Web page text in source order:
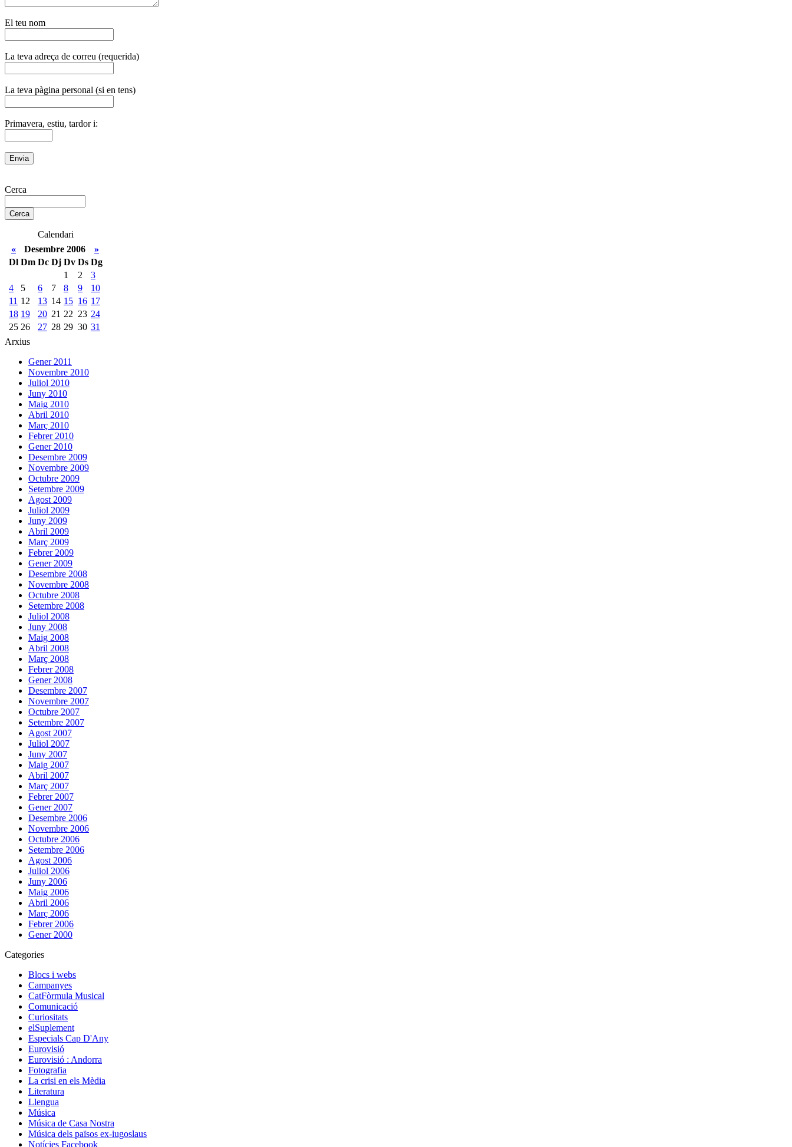
El teu nom
La teva adreça de correu (requerida)
La teva pàgina personal (si en tens)
Primavera, estiu, tardor i:
Cerca
Calendari
«
Desembre 2006
»
Dl Dm Dc Dj Dv Ds Dg
1
2
3
4
5 6 7 8 9
10
11 12 13 14 15 16 17
18 19 20 21 22 23 24
25 26 27 28 29 30 31
Arxius
Gener 2011
Novembre 2010
Juliol 2010
Juny 2010
Maig 2010
Abril 2010
Març 2010
Febrer 2010
Gener 2010
Desembre 2009
Novembre 2009
Octubre 2009
Setembre 2009
Agost 2009
Juliol 2009
Juny 2009
Abril 2009
Març 2009
Febrer 2009
Gener 2009
Desembre 2008
Novembre 2008
Octubre 2008
Setembre 2008
Juliol 2008
Juny 2008
Maig 2008
Abril 2008
Març 2008
Febrer 2008
Gener 2008
Desembre 2007
Novembre 2007
Octubre 2007
Setembre 2007
Agost 2007
Juliol 2007
Juny 2007
Maig 2007
Abril 2007
Març 2007
Febrer 2007
Gener 2007
Desembre 2006
Novembre 2006
Octubre 2006
Setembre 2006
Agost 2006
Juliol 2006
Juny 2006
Maig 2006
Abril 2006
Març 2006
Febrer 2006
Gener 2000
Categories
Blocs i webs
Campanyes
CatFòrmula Musical
Comunicació
Curiositats
elSuplement
Especials Cap D'Any
Eurovisió
Eurovisió : Andorra
Fotografia
La crisi en els Mèdia
Literatura
Llengua
Música
Música de Casa Nostra
Música dels països ex-iugoslaus
Notícies Facebook